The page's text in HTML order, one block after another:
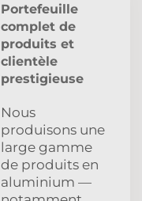
Portefeuille
complet de
produits et
clientèle
prestigieuse
Nous
produisons une
large gamme
de produits en
aluminium —